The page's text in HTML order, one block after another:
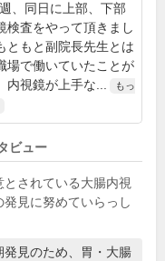
、同日に上部、下部
検査をやって頂きまし
ともと副院長先生とは
場で働いていたことが
内視鏡が上手な...
もっ
ビュー
とされている大腸内視
見に努めていらっし
発見のため、胃・大腸